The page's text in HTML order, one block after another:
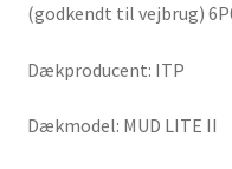
(godkendt til vejbrug)
Dækproducent: ITP
Dækmodel: MUD LITE II